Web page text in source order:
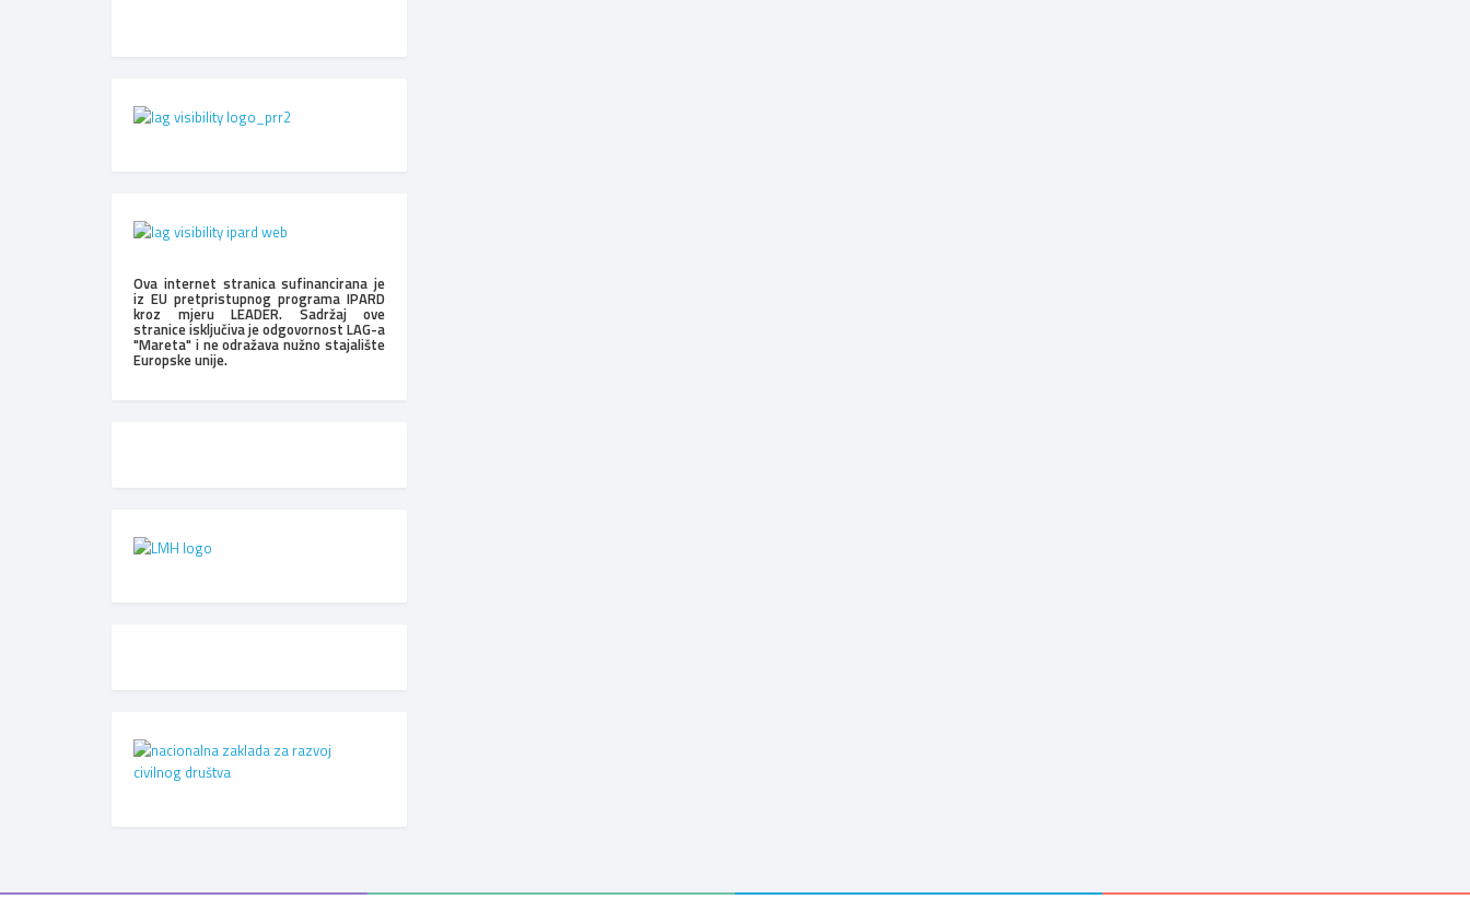
Ova internet stranica sufinancirana je
iz EU pretpristupnog programa IPARD
kroz mjeru LEADER. Sadržaj ove
stranice isključiva je odgovornost LAG-a
"Mareta" i ne odražava nužno stajalište
Europske unije.